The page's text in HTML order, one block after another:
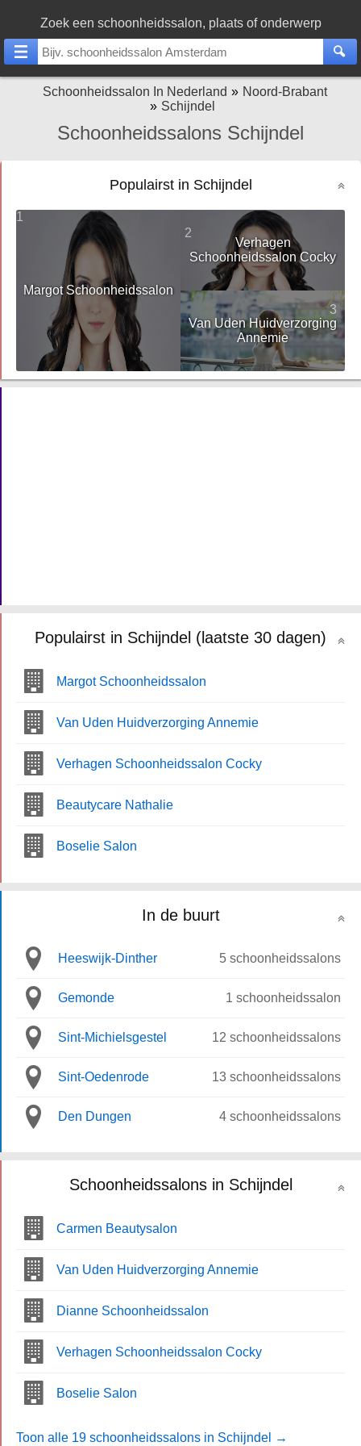
Zoek een schoonheidssalon, plaats of onderwerp
Schoonheidssalon In Nederland
Noord-Brabant
Schijndel
Schoonheidssalons Schijndel
Populairst in Schijndel
1
Margot Schoonheidssalon
2
Verhagen
Schoonheidssalon Cocky
3
Van Uden Huidverzorging
Annemie
Populairst in Schijndel (laatste 30 dagen)
Margot Schoonheidssalon
Van Uden Huidverzorging Annemie
Verhagen Schoonheidssalon Cocky
Beautycare Nathalie
Boselie Salon
In de buurt
Heeswijk-Dinther 5 schoonheidssalons
Gemonde 1 schoonheidssalon
Sint-Michielsgestel 12 schoonheidssalons
Sint-Oedenrode 13 schoonheidssalons
Den Dungen 4 schoonheidssalons
Schoonheidssalons in Schijndel
Carmen Beautysalon
Van Uden Huidverzorging Annemie
Dianne Schoonheidssalon
Verhagen Schoonheidssalon Cocky
Boselie Salon
Toon alle 19 schoonheidssalons in Schijndel →